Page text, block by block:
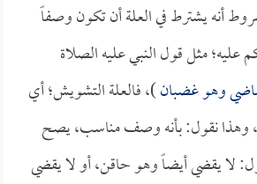
أنه يشترط في العلة أن تكون وصفاً
مثل قول النبي عليه الصلاة
وهو غضبان)، فالعلة التشويش؛ أي
وهذا نقول: بأنه وصف مناسب، يصح
لا يقضي أيضاً وهو حاقن، أو لا يقضي